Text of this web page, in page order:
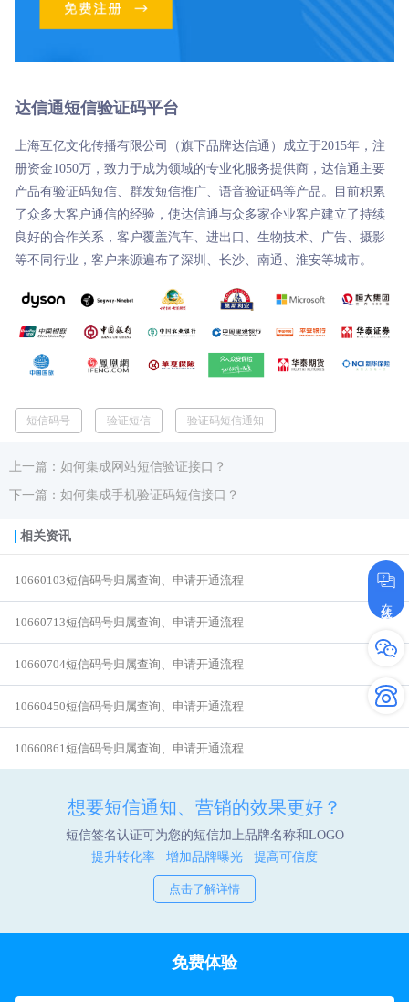
达信通短信验证码平台
上海互亿文化传播有限公司（旗下品牌达信通）成立于2015年，注
册资金1050万，致力于成为领域的专业化服务提供商，达信通主要
产品有验证码短信、群发短信推广、语音验证码等产品。目前积累
了众多大客户通信的经验，使达信通与众多家企业客户建立了持续
良好的合作关系，客户覆盖汽车、进出口、生物技术、广告、摄影
等不同行业，客户来源遍布了深圳、长沙、南通、淮安等城市。
短信码号 验证短信 验证码短信通知
上一篇：如何集成网站短信验证接口？
下一篇：如何集成手机验证码短信接口？
相关资讯
10660103短信码号归属查询、申请开通流程
10660713短信码号归属查询、申请开通流程
10660704短信码号归属查询、申请开通流程
10660450短信码号归属查询、申请开通流程
10660861短信码号归属查询、申请开通流程
想要短信通知、营销的效果更好？
短信签名认证可为您的短信加上品牌名称和LOGO
提升转化率 增加品牌曝光 提高可信度
点击了解详情
在线咨询
免费体验